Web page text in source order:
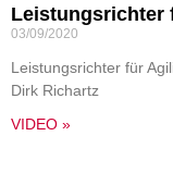
Leistungsrichter
03/09/2020
Leistungsrichter für
Dirk Richartz
VIDEO »